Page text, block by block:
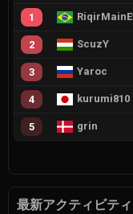
1
2 ScuzY
3 Yaroc
4 kurumi810
5 grin
最新アクティビティ